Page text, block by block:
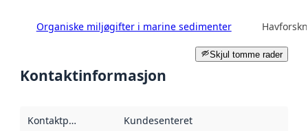
Organiske miljøgifter i marine sedimenter
Skjul tomme rader
Kontaktinformasjon
Kontaktpunkt Kundesenteret